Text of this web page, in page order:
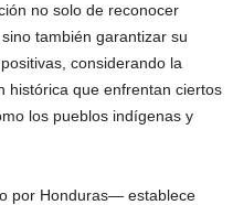
no solo de reconocer
también garantizar su
considerando la
histórica que enfrentan ciertos
los pueblos indígenas y
por Honduras— establece